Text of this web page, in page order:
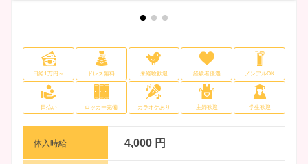
日給1万円～ ドレス無料 未経験歓迎 経験者優遇 ノンアルOK
日払い ロッカー完備 カラオケあり 主婦歓迎 学生歓迎
体入時給 4,000 円